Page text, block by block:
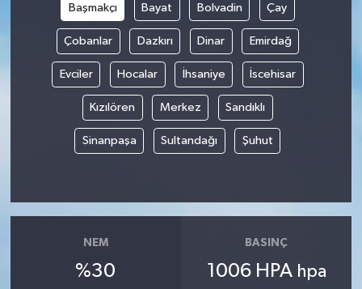
Başmakçı Bayat Bolvadin Çay
Çobanlar Dazkırı Dinar Emirdağ
Evciler Hocalar İhsaniye İscehisar
Kızılören Merkez Sandıklı
Sinanpaşa Sultandağı Şuhut
NEM
%30
BASINÇ
1006 HPA hpa